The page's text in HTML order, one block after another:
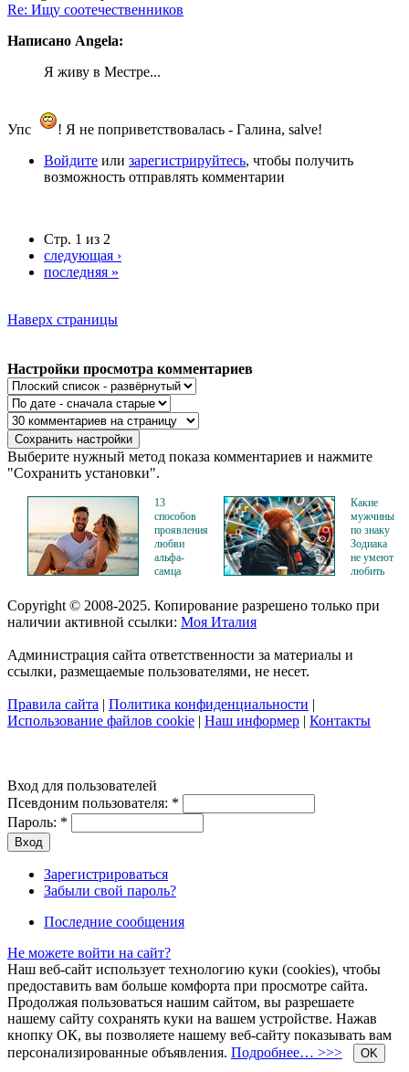
Re: Ищу соотечественников
Написано Angela:
Я живу в Местре...
Упс
! Я не поприветствовалась - Галина, salve!
Войдите или зарегистрируйтесь, чтобы получить
возможность отправлять комментарии
Стр. 1 из 2
следующая ›
последняя »
Наверх страницы
Настройки просмотра комментариев
Выберите нужный метод показа комментариев и нажмите
"Сохранить установки".
13
способов
проявления
любви
альфа-
самца
Какие
мужчины
по знаку
Зодиака
не умеют
любить
Copyright © 2008-2025. Копирование разрешено только при
наличии активной ссылки: Моя Италия
Администрация сайта ответственности за материалы и
ссылки, размещаемые пользователями, не несет.
Правила сайта | Политика конфиденциальности |
Использование файлов cookie | Наш информер | Контакты
Вход для пользователей
Псевдоним пользователя: *
Пароль: *
Зарегистрироваться
Забыли свой пароль?
Последние сообщения
Не можете войти на сайт?
Наш веб-сайт использует технологию куки (cookies), чтобы
предоставить вам больше комфорта при просмотре сайта.
Продолжая пользоваться нашим сайтом, вы разрешаете
нашему сайту сохранять куки на вашем устройстве. Нажав
кнопку ОК, вы позволяете нашему веб-сайту показывать вам
персонализированные объявления. Подробнее… >>> OK